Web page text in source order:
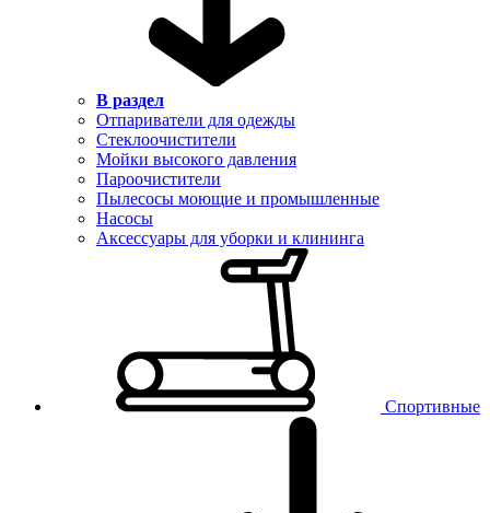
В раздел
Отпариватели для одежды
Стеклоочистители
Мойки высокого давления
Пароочистители
Пылесосы моющие и промышленные
Насосы
Аксессуары для уборки и клининга
Спортивные